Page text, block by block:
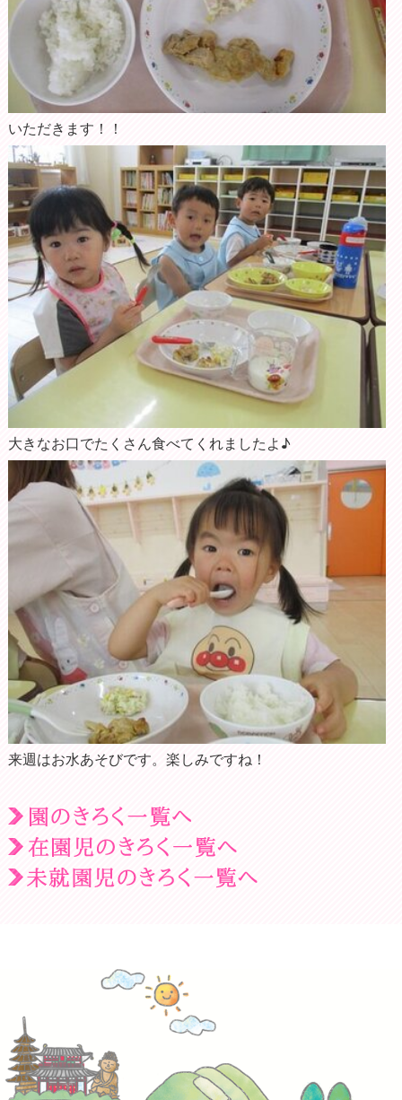
いただきます！！
大きなお口でたくさん食べてくれましたよ♪
来週はお水あそびです。楽しみですね！